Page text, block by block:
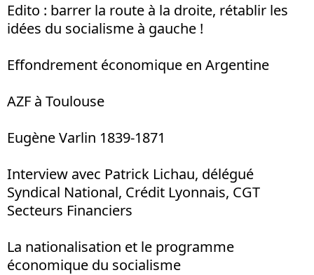
Edito : barrer la route à la droite, rétablir les
idées du socialisme à gauche !
Effondrement économique en Argentine
AZF à Toulouse
Eugène Varlin 1839-1871
Interview avec Patrick Lichau, délégué
Syndical National, Crédit Lyonnais, CGT
Secteurs Financiers
La nationalisation et le programme
économique du socialisme